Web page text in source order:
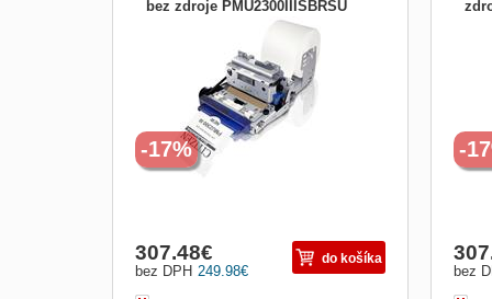
bez zdroje PMU2300IIISBRSU
Tiskárna Citizen PMU-2300-III kiosková,
Sériová, Napájení 24V, bez zdroje,
podsvícený rám. Kiosková tiskárna Citizen
PMU-2300-III je nová kompaktní tiskárna
vycházející z modelu PMU-2300-II. Navíc
nabízí volitelný podsvětlený výstupní rám
a podsvícený pre
249.98€
bez DPH
307.48€ do košíka
-17%
a
bez
-